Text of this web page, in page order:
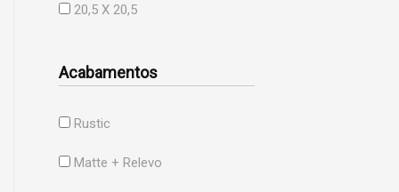
20,5 X 20,5
Acabamentos
Rustic
Matte + Relevo